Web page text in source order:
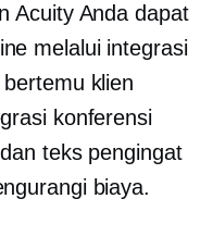
Acuity Anda dapat
melalui integrasi
klien
konferensi
teks pengingat
biaya.